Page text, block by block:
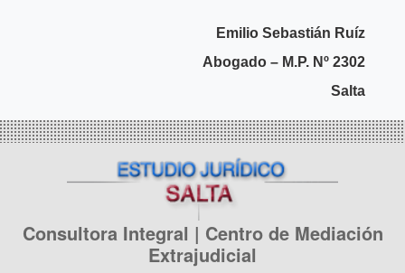
Emilio Sebastián Ruíz
Abogado – M.P. Nº 2302
Salta
Consultora Integral | Centro de Mediación
Extrajudicial